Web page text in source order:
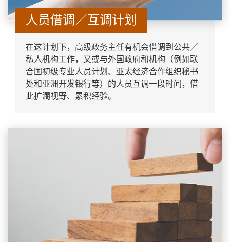
人员借调／互调计划
在这计划下，高级政务主任有机会借调到公共／
私人机构工作，又或与外国政府和机构（例如联
合国初级专业人员计划、亚太经济合作组织秘书
处和亚洲开发银行等）的人员互调一段时间，借
此扩濶视野、累积经验。